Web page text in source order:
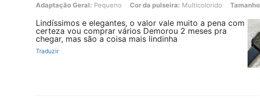
Adaptação Geral: Pequeno, Cor da pulseira: Multicolorido, Tamanho: Tamanho
Adaptação Geral: Pequeno Cor da pulseira: Multicolorido
Lindíssimos e elegantes, o valor vale muito a pena com
certeza vou comprar vários Demorou 2 meses pra
chegar, mas são a coisa mais lindinha
Traduzir